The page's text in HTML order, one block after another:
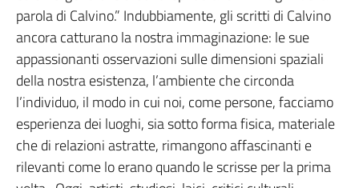
parola di Calvino.” Indubbiamente, gli scritti di Calvino
ancora catturano la nostra immaginazione: le sue
appassionanti osservazioni sulle dimensioni spaziali
della nostra esistenza, l’ambiente che circonda
l’individuo, il modo in cui noi, come persone, facciamo
esperienza dei luoghi, sia sotto forma fisica, materiale
che di relazioni astratte, rimangono affascinanti e
rilevanti come lo erano quando le scrisse per la prima